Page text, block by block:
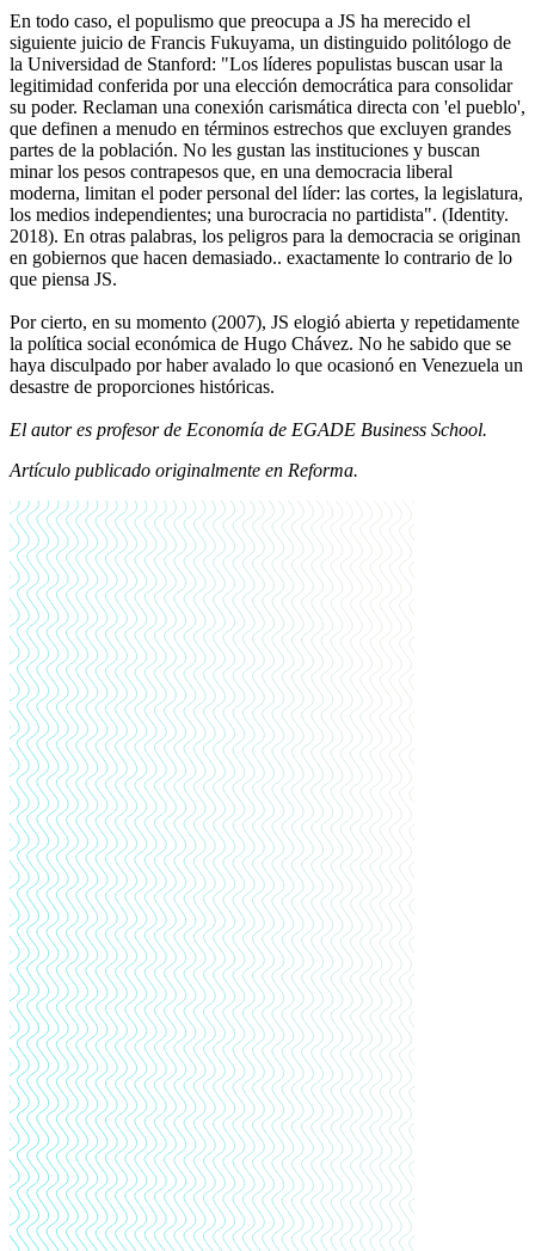
En todo caso, el populismo que preocupa a JS ha merecido el
siguiente juicio de Francis Fukuyama, un distinguido politólogo de
la Universidad de Stanford: "Los líderes populistas buscan usar la
legitimidad conferida por una elección democrática para consolidar
su poder. Reclaman una conexión carismática directa con 'el pueblo',
que definen a menudo en términos estrechos que excluyen grandes
partes de la población. No les gustan las instituciones y buscan
minar los pesos contrapesos que, en una democracia liberal
moderna, limitan el poder personal del líder: las cortes, la legislatura,
los medios independientes; una burocracia no partidista". (Identity.
2018). En otras palabras, los peligros para la democracia se originan
en gobiernos que hacen demasiado.. exactamente lo contrario de lo
que piensa JS.
Por cierto, en su momento (2007), JS elogió abierta y repetidamente
la política social económica de Hugo Chávez. No he sabido que se
haya disculpado por haber avalado lo que ocasionó en Venezuela un
desastre de proporciones históricas.
El autor es profesor de Economía de EGADE Business School.
Artículo publicado originalmente en Reforma.